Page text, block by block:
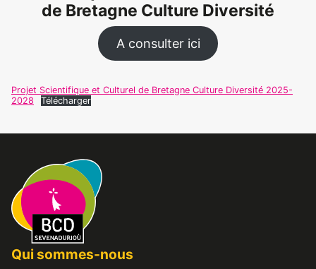
de Bretagne Culture Diversité
A consulter ici
Projet Scientifique et Culturel de Bretagne Culture Diversité 2025-
2028
Télécharger
Qui sommes-nous